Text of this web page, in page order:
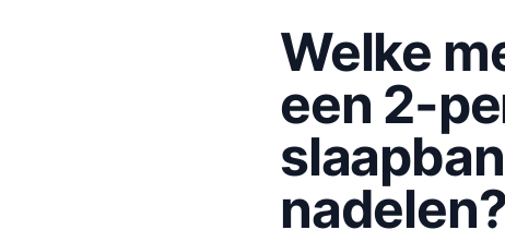
Welke
een 2-
nadelen?